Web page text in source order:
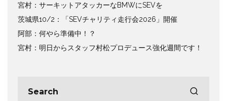
宮村：サーキットアタッカーなBMWにSEVを
茨城県10/2：「SEVチャリティ走行会2026」開催
阿部：何やら準備中！？
宮村：明日からスタッフ村松プロデュース強化週間です！